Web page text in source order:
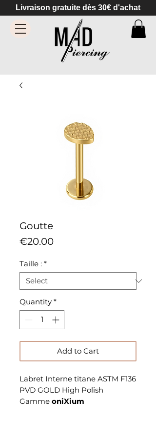
Livraison gratuite dès 30€ d'achat
Goutte
€20.00Price
Taille : *
Quantity *
Add to Cart
Labret Interne titane ASTM F136
PVD GOLD High Polish
Gamme oniXium